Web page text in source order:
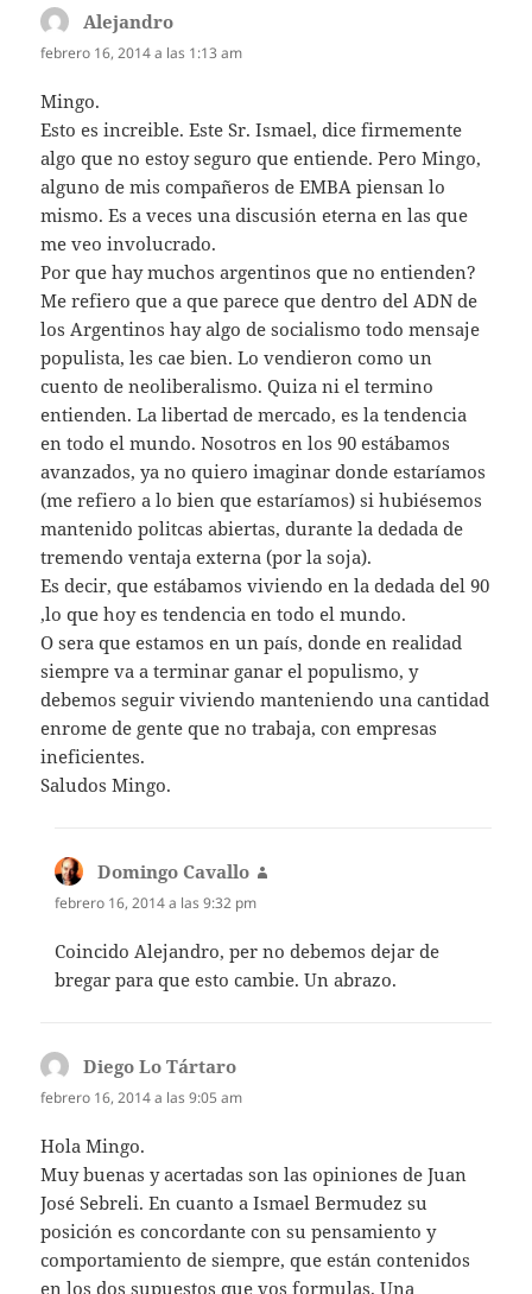
Alejandro
febrero 16, 2014 a las 1:13 am
Mingo.
Esto es increible. Este Sr. Ismael, dice firmemente
algo que no estoy seguro que entiende. Pero Mingo,
alguno de mis compañeros de EMBA piensan lo
mismo. Es a veces una discusión eterna en las que
me veo involucrado.
Por que hay muchos argentinos que no entienden?
Me refiero que a que parece que dentro del ADN de
los Argentinos hay algo de socialismo todo mensaje
populista, les cae bien. Lo vendieron como un
cuento de neoliberalismo. Quiza ni el termino
entienden. La libertad de mercado, es la tendencia
en todo el mundo. Nosotros en los 90 estábamos
avanzados, ya no quiero imaginar donde estaríamos
(me refiero a lo bien que estaríamos) si hubiésemos
mantenido politcas abiertas, durante la dedada de
tremendo ventaja externa (por la soja).
Es decir, que estábamos viviendo en la dedada del 90
,lo que hoy es tendencia en todo el mundo.
O sera que estamos en un país, donde en realidad
siempre va a terminar ganar el populismo, y
debemos seguir viviendo manteniendo una cantidad
enrome de gente que no trabaja, con empresas
ineficientes.
Saludos Mingo.
Domingo Cavallo
febrero 16, 2014 a las 9:32 pm
Coincido Alejandro, per no debemos dejar de
bregar para que esto cambie. Un abrazo.
Diego Lo Tártaro
febrero 16, 2014 a las 9:05 am
Hola Mingo.
Muy buenas y acertadas son las opiniones de Juan
José Sebreli. En cuanto a Ismael Bermudez su
posición es concordante con su pensamiento y
comportamiento de siempre, que están contenidos
en los dos supuestos que vos formulas. Una